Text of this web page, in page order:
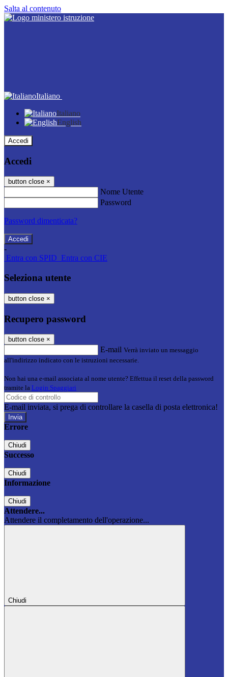
Salta al contenuto
Italiano
Italiano
English
Accedi
Accedi
button close ×
Nome Utente
Password
Password dimenticata?
-
Entra con SPID Entra con CIE
Seleziona utente
button close ×
Recupero password
button close ×
E-mail Verrà inviato un messaggio
all'indirizzo indicato con le istruzioni necessarie.
Non hai una e-mail associata al nome utente? Effettua il reset della password
tramite la Login Spaggiari
E-mail inviata, si prega di controllare la casella di posta elettronica!
Errore
Chiudi
Successo
Chiudi
Informazione
Chiudi
Attendere...
Attendere il completamento dell'operazione...
Chiudi